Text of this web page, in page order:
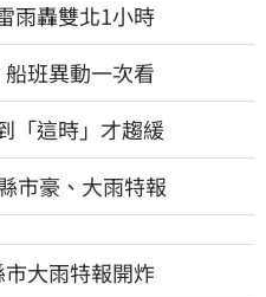
雨轟雙北1小時
班異動一次看
「這時」才趨緩
市豪、大雨特報
大雨特報開炸